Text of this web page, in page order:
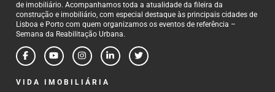
de imobiliário. Acompanhamos toda a atualidade da fileira da
construção e imobiliário, com especial destaque às principais cidades de
Lisboa e Porto com quem organizamos os eventos de referência –
Semana da Reabilitação Urbana.
VIDA IMOBILIÁRIA